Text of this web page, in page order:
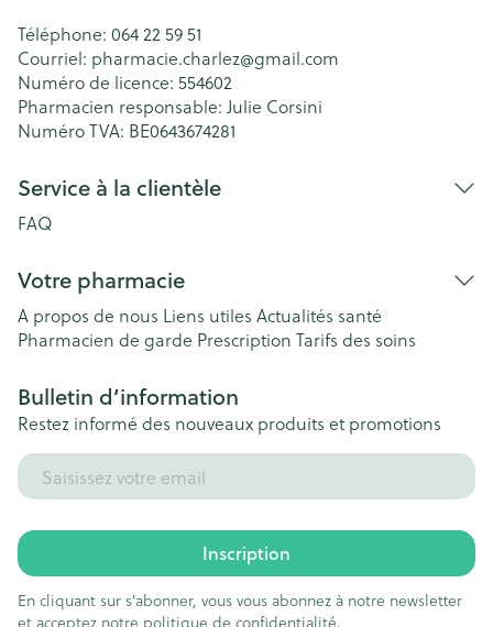
Téléphone: 064 22 59 51
Courriel: pharmacie.charlez@gmail.com
Numéro de licence: 554602
Pharmacien responsable: Julie Corsini
Numéro TVA: BE0643674281
Service à la clientèle
FAQ
Votre pharmacie
A propos de nous Liens utiles Actualités santé
Pharmacien de garde Prescription Tarifs des soins
Bulletin d’information
Restez informé des nouveaux produits et promotions
Adresse mail
Inscription
En cliquant sur s'abonner, vous vous abonnez à notre newsletter
et acceptez notre politique de confidentialité.